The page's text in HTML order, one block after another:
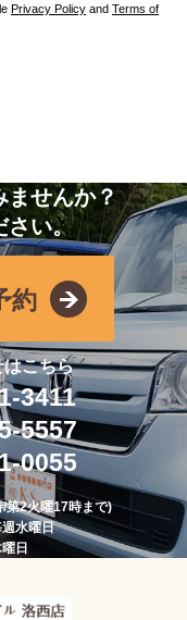
Privacy Policy and Terms of
ませんか？
さい。
約
はこちら
3411
5557
0055
第2火曜17時まで)
水曜日
日